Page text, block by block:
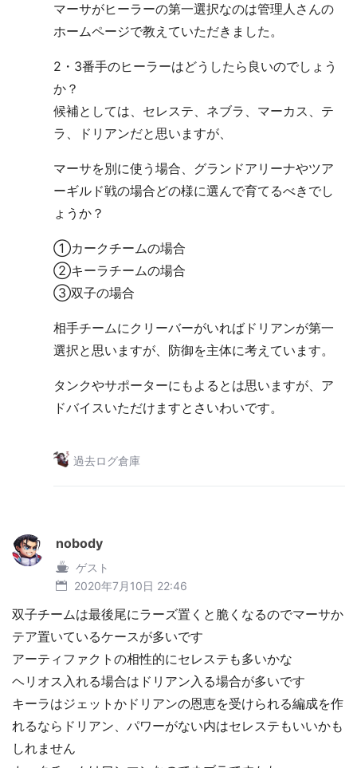
マーサがヒーラーの第一選択なのは管理人さんの
ホームページで教えていただきました。
2・3番手のヒーラーはどうしたら良いのでしょう
か？
候補としては、セレステ、ネブラ、マーカス、テ
ラ、ドリアンだと思いますが、
マーサを別に使う場合、グランドアリーナやツア
ーギルド戦の場合どの様に選んで育てるべきでし
ょうか？
①カークチームの場合
②キーラチームの場合
③双子の場合
相手チームにクリーバーがいればドリアンが第一
選択と思いますが、防御を主体に考えています。
タンクやサポーターにもよるとは思いますが、ア
ドバイスいただけますとさいわいです。
過去ログ倉庫
nobody
ゲスト
2020年7月10日 22:46
双子チームは最後尾にラーズ置くと脆くなるのでマーサか
テア置いているケースが多いです
アーティファクトの相性的にセレステも多いかな
ヘリオス入れる場合はドリアン入る場合が多いです
キーラはジェットかドリアンの恩恵を受けられる編成を作
れるならドリアン、パワーがない内はセレステもいいかも
しれません